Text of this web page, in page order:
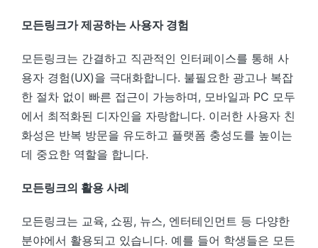
모든링크가 제공하는 사용자 경험
모든링크는 간결하고 직관적인 인터페이스를 통해 사
용자 경험(UX)을 극대화합니다. 불필요한 광고나 복잡
한 절차 없이 빠른 접근이 가능하며, 모바일과 PC 모두
에서 최적화된 디자인을 자랑합니다. 이러한 사용자 친
화성은 반복 방문을 유도하고 플랫폼 충성도를 높이는
데 중요한 역할을 합니다.
모든링크의 활용 사례
모든링크는 교육, 쇼핑, 뉴스, 엔터테인먼트 등 다양한
분야에서 활용되고 있습니다. 예를 들어 학생들은 모든